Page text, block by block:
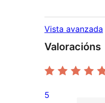
Vista avanzada
Valoracións
5